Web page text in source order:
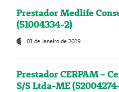
Prestador Medlife
(51004334-2)
01 de Janeiro de 2019
Prestador CERPAM –
S/S Ltda-ME